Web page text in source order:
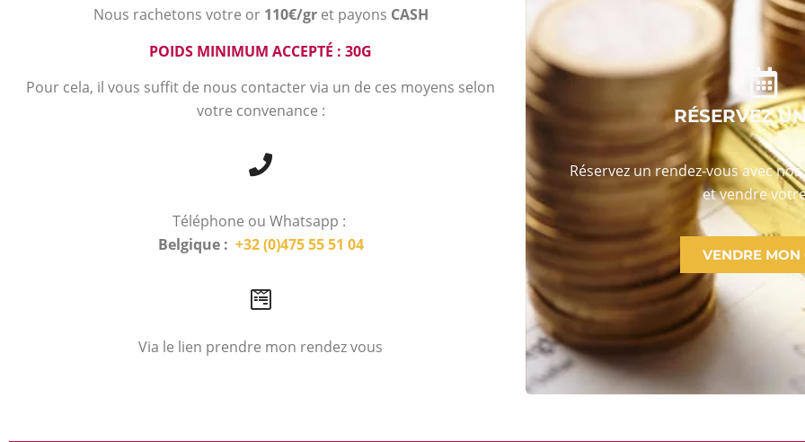
Nous rachetons votre or 110€/gr et payons CASH
POIDS MINIMUM ACCEPTÉ : 30G
Pour cela, il vous suffit de nous contacter via un de ces moyens selon
votre convenance :
Téléphone ou Whatsapp :
Belgique : +32 (0)475 55 51 04
Via le lien prendre mon rendez vous
RÉSERVEZ
Réservez un rendez-vous avec
et vendre
VENDRE MON